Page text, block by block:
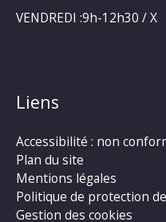
VENDREDI :9h-12h30 / X
Liens
Accessibilité : non
Plan du site
Mentions légales
Politique de protection
Gestion des cookies